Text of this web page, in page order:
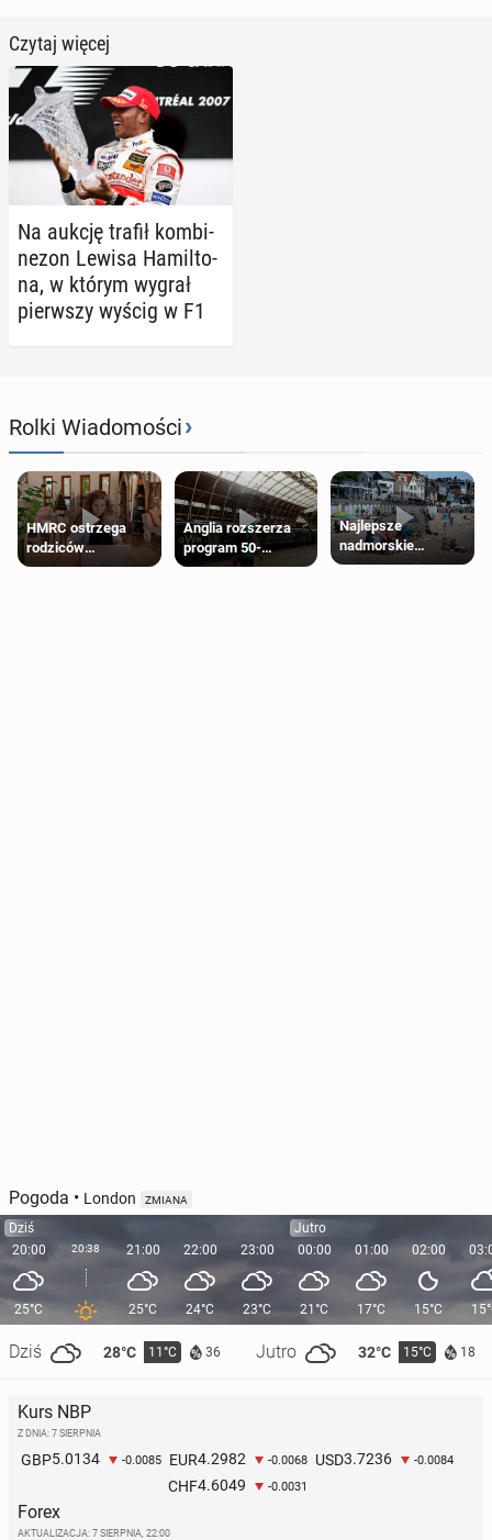
Czytaj więcej
Na aukcję trafił kom­bi­
ne­zon Lewisa Ha­mil­to­
na, w którym wygrał
pierw­szy wyścig w F1
Rolki Wiadomości›
HMRC ostrzega
rodziców
pobierających Child
Anglia rozszerza
program 50-
procentowych
Najlepsze
nadmorskie
miasteczko blisko
Pogoda • London ZMIANA
Dziś
20:00
25°C
Dziś 28°C 11°C 36 Jutro 32°C 15°C 18
20:38 21:00
25°C
22:00
24°C
23:00
23°C
Jutro
00:00
21°C
01:00
17°C
02:00
15°C
Kurs NBP
Z DNIA: 7 SIERPNIA
GBP5.0134 -0.0085 EUR4.2982 -0.0068 USD3.7236 -0.0084
CHF4.6049 -0.0031
Forex
AKTUALIZACJA: 7 SIERPNIA, 22:00